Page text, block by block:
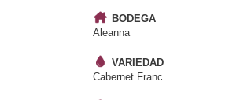
BODEGA
Aleanna
VARIEDAD
Cabernet Franc